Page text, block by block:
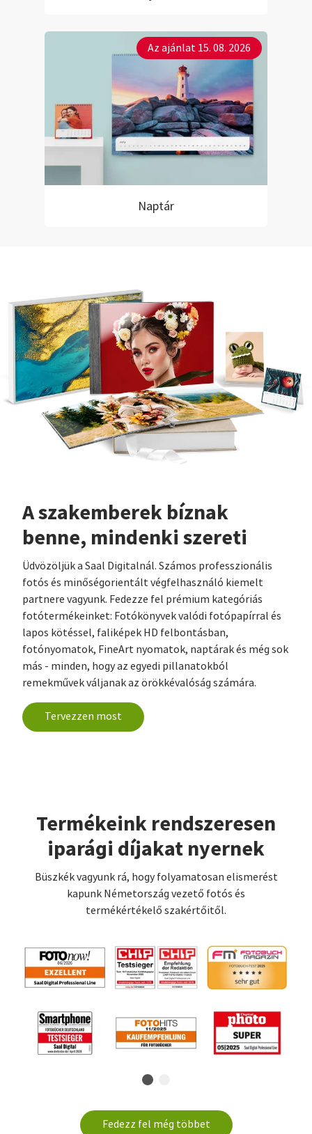
Az ajánlat 15. 08. 2026
Naptár
A szakemberek bíznak
benne, mindenki szereti
Üdvözöljük a Saal Digitalnál. Számos professzionális
fotós és minőségorientált végfelhasználó kiemelt
partnere vagyunk. Fedezze fel prémium kategóriás
fotótermékeinket: Fotókönyvek valódi fotópapírral és
lapos kötéssel, faliképek HD felbontásban,
fotónyomatok, FineArt nyomatok, naptárak és még sok
más - minden, hogy az egyedi pillanatokból
remekművek váljanak az örökkévalóság számára.
Tervezzen most
Termékeink rendszeresen
iparági díjakat nyernek
Büszkék vagyunk rá, hogy folyamatosan elismerést
kapunk Németország vezető fotós és
termékértékelő szakértőitől.
Fedezz fel még többet